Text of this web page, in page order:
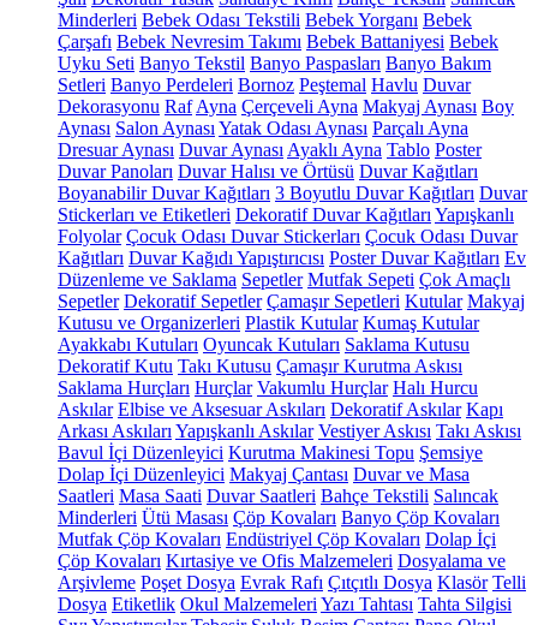
Minderleri Bebek Odası Tekstili Bebek Yorganı Bebek
Çarşafı Bebek Nevresim Takımı Bebek Battaniyesi Bebek
Uyku Seti Banyo Tekstil Banyo Paspasları Banyo Bakım
Setleri Banyo Perdeleri Bornoz Peştemal Havlu Duvar
Dekorasyonu Raf Ayna Çerçeveli Ayna Makyaj Aynası Boy
Aynası Salon Aynası Yatak Odası Aynası Parçalı Ayna
Dresuar Aynası Duvar Aynası Ayaklı Ayna Tablo Poster
Duvar Panoları Duvar Halısı ve Örtüsü Duvar Kağıtları
Boyanabilir Duvar Kağıtları 3 Boyutlu Duvar Kağıtları Duvar
Stickerları ve Etiketleri Dekoratif Duvar Kağıtları Yapışkanlı
Folyolar Çocuk Odası Duvar Stickerları Çocuk Odası Duvar
Kağıtları Duvar Kağıdı Yapıştırıcısı Poster Duvar Kağıtları Ev
Düzenleme ve Saklama Sepetler Mutfak Sepeti Çok Amaçlı
Sepetler Dekoratif Sepetler Çamaşır Sepetleri Kutular Makyaj
Kutusu ve Organizerleri Plastik Kutular Kumaş Kutular
Ayakkabı Kutuları Oyuncak Kutuları Saklama Kutusu
Dekoratif Kutu Takı Kutusu Çamaşır Kurutma Askısı
Saklama Hurçları Hurçlar Vakumlu Hurçlar Halı Hurcu
Askılar Elbise ve Aksesuar Askıları Dekoratif Askılar Kapı
Arkası Askıları Yapışkanlı Askılar Vestiyer Askısı Takı Askısı
Bavul İçi Düzenleyici Kurutma Makinesi Topu Şemsiye
Dolap İçi Düzenleyici Makyaj Çantası Duvar ve Masa
Saatleri Masa Saati Duvar Saatleri Bahçe Tekstili Salıncak
Minderleri Ütü Masası Çöp Kovaları Banyo Çöp Kovaları
Mutfak Çöp Kovaları Endüstriyel Çöp Kovaları Dolap İçi
Çöp Kovaları Kırtasiye ve Ofis Malzemeleri Dosyalama ve
Arşivleme Poşet Dosya Evrak Rafı Çıtçıtlı Dosya Klasör Telli
Dosya Etiketlik Okul Malzemeleri Yazı Tahtası Tahta Silgisi